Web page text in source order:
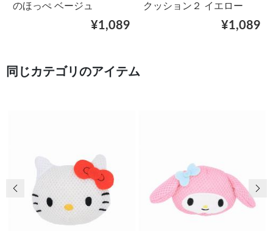
のほっぺ ベージュ
¥1,089
クッション２ イエロー
¥1,089
同じカテゴリのアイテム
前の画像 次